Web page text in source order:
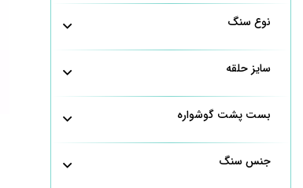
نوع سنگ
سایز حلقه
بست پشت گوشواره
جنس سنگ